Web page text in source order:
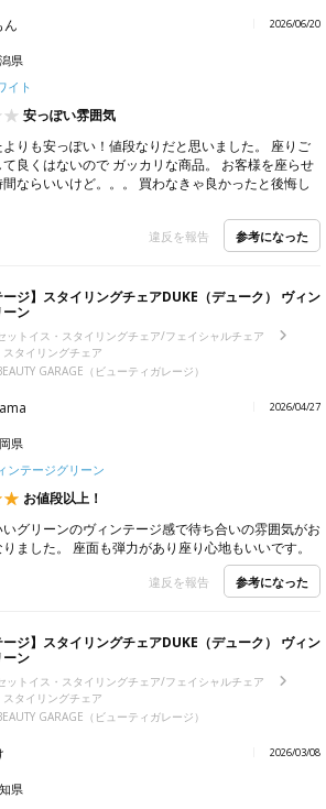
ん 2026/06/20
県
イト
安っぽい雰囲気
りも安っぽい！値段なりだと思いました。 座りご
良くはないので ガッカリな商品。 お客様を座らせ
ならいいけど。。。 買わなきゃ良かったと後悔し
違反を報告 参考になった
ージ】スタイリングチェアDUKE（デューク） ヴィン
ーン
ットイス・スタイリングチェア/フェイシャルチェア
タイリングチェア
GARAGE（ビューティガレージ）
2026/04/27
県
ンテージグリーン
お値段以上！
グリーンのヴィンテージ感で待ち合いの雰囲気がお
ました。 座面も弾力があり座り心地もいいです。
違反を報告 参考になった
ージ】スタイリングチェアDUKE（デューク） ヴィン
ーン
ットイス・スタイリングチェア/フェイシャルチェア
タイリングチェア
GARAGE（ビューティガレージ）
2026/03/08
県